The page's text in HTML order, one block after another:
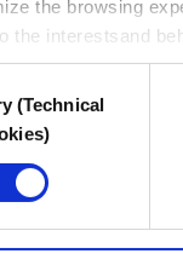
the browsing
the interestsand
provided below
(Technical
della
di fatto, solo
affrontano
e concludono
che per vizi
e diversa